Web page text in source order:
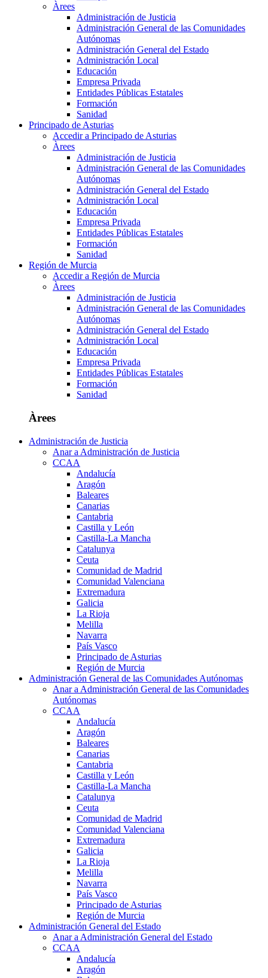
Àrees
Administración de Justicia
Administración General de las Comunidades
Autónomas
Administración General del Estado
Administración Local
Educación
Empresa Privada
Entidades Públicas Estatales
Formación
Sanidad
Principado de Asturias
Accedir a Principado de Asturias
Àrees
Administración de Justicia
Administración General de las Comunidades
Autónomas
Administración General del Estado
Administración Local
Educación
Empresa Privada
Entidades Públicas Estatales
Formación
Sanidad
Región de Murcia
Accedir a Región de Murcia
Àrees
Administración de Justicia
Administración General de las Comunidades
Autónomas
Administración General del Estado
Administración Local
Educación
Empresa Privada
Entidades Públicas Estatales
Formación
Sanidad
Àrees
Administración de Justicia
Anar a Administración de Justicia
CCAA
Andalucía
Aragón
Baleares
Canarias
Cantabria
Castilla y León
Castilla-La Mancha
Catalunya
Ceuta
Comunidad de Madrid
Comunidad Valenciana
Extremadura
Galicia
La Rioja
Melilla
Navarra
País Vasco
Principado de Asturias
Región de Murcia
Administración General de las Comunidades Autónomas
Anar a Administración General de las Comunidades
Autónomas
CCAA
Andalucía
Aragón
Baleares
Canarias
Cantabria
Castilla y León
Castilla-La Mancha
Catalunya
Ceuta
Comunidad de Madrid
Comunidad Valenciana
Extremadura
Galicia
La Rioja
Melilla
Navarra
País Vasco
Principado de Asturias
Región de Murcia
Administración General del Estado
Anar a Administración General del Estado
CCAA
Andalucía
Aragón